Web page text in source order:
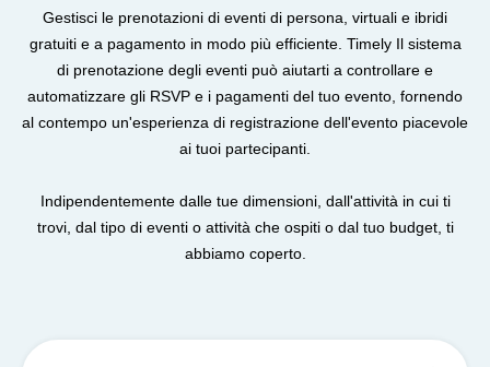
Gestisci le prenotazioni di eventi di persona, virtuali e ibridi
gratuiti e a pagamento in modo più efficiente. Timely Il sistema
di prenotazione degli eventi può aiutarti a controllare e
automatizzare gli RSVP e i pagamenti del tuo evento, fornendo
al contempo un'esperienza di registrazione dell'evento piacevole
ai tuoi partecipanti.
Indipendentemente dalle tue dimensioni, dall'attività in cui ti
trovi, dal tipo di eventi o attività che ospiti o dal tuo budget, ti
abbiamo coperto.